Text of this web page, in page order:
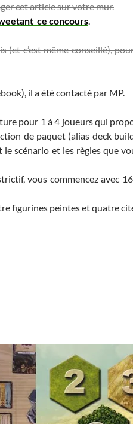
cet article sur votre mur.
ce concours.
c’est même conseillé),
il a été contacté par MP.
pour 1 à 4 joueurs qui
de paquet (alias deck
scénario et les règles que
vous commencez avec
figurines peintes et quatre